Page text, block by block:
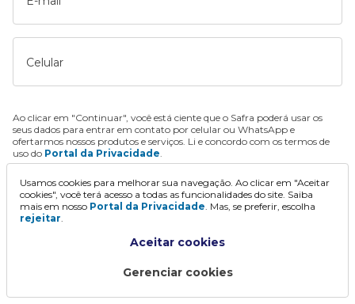
Celular
Ao clicar em "Continuar", você está ciente que o Safra poderá usar os
seus dados para entrar em contato por celular ou WhatsApp e
ofertarmos nossos produtos e serviços. Li e concordo com os termos de
uso do Portal da Privacidade.
Continuar
Usamos cookies para melhorar sua navegação. Ao clicar em "Aceitar
cookies", você terá acesso a todas as funcionalidades do site. Saiba
mais em nosso Portal da Privacidade. Mas, se preferir, escolha
rejeitar.
Aceitar cookies
Gerenciar cookies